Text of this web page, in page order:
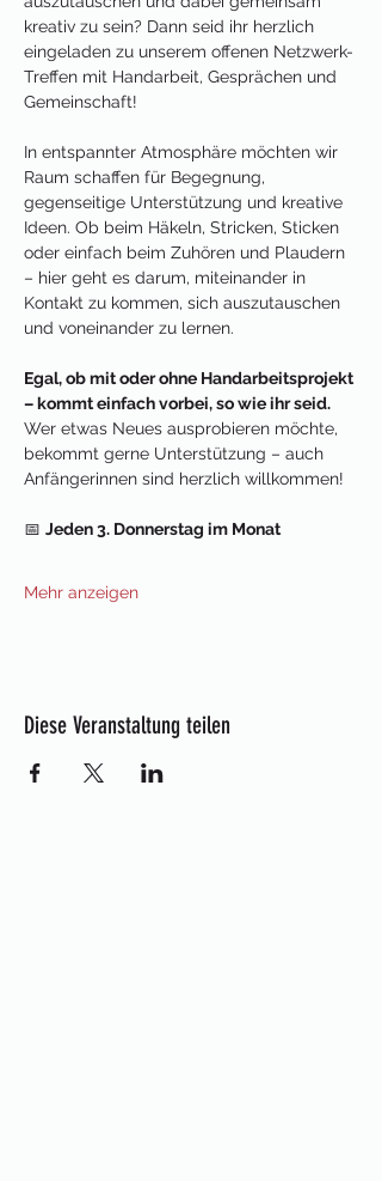
kreativ zu sein? Dann seid ihr herzlich
eingeladen zu unserem offenen Netzwerk-
Treffen mit Handarbeit, Gesprächen und
Gemeinschaft!
In entspannter Atmosphäre möchten wir
Raum schaffen für Begegnung,
gegenseitige Unterstützung und kreative
Ideen. Ob beim Häkeln, Stricken, Sticken
oder einfach beim Zuhören und Plaudern
– hier geht es darum, miteinander in
Kontakt zu kommen, sich auszutauschen
und voneinander zu lernen.
Egal, ob mit oder ohne Handarbeitsprojekt
– kommt einfach vorbei, so wie ihr seid.
Wer etwas Neues ausprobieren möchte,
bekommt gerne Unterstützung – auch
Anfängerinnen sind herzlich willkommen!
📅 Jeden 3. Donnerstag im Monat
Mehr anzeigen
Diese Veranstaltung teilen